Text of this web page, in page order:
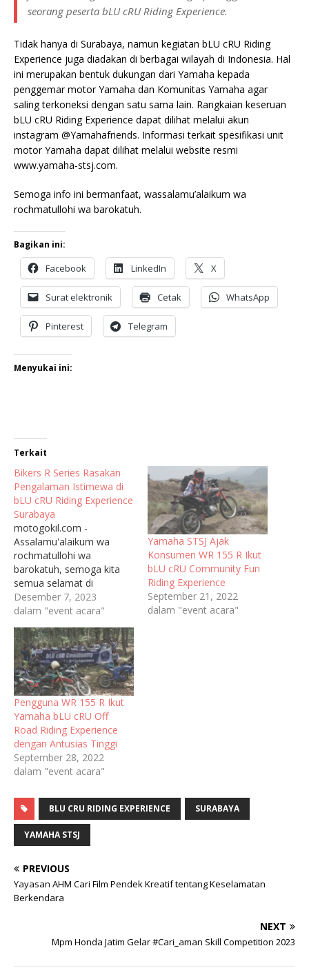
seorang peserta bLU cRU Riding Experience.
Tidak hanya di Surabaya, namun kegiatan bLU cRU Riding
Experience juga diadakan di berbagai wilayah di Indonesia. Hal
ini merupakan bentuk dukungan dari Yamaha kepada
penggemar motor Yamaha dan Komunitas Yamaha agar
saling terkoneksi dengan satu sama lain. Rangkaian keseruan
bLU cRU Riding Experience dapat dilihat melalui akun
instagram @Yamahafriends. Informasi terkait spesifikasi unit
motor Yamaha dapat dilihat melalui website resmi
www.yamaha-stsj.com.
Semoga info ini bermanfaat, wassalamu’alaikum wa
rochmatullohi wa barokatuh.
Bagikan ini:
Facebook LinkedIn X
Surat elektronik Cetak WhatsApp
Pinterest Telegram
Menyukai ini:
Terkait
Bikers R Series Rasakan
Pengalaman Istimewa di
bLU cRU Riding Experience
Surabaya
motogokil.com -
Assalamu'alaikum wa
rochmatullohi wa
barokatuh, semoga kita
semua selamat di
perjalanan sampai ke
tujuan. Berkendara
kebanggaan menjadi
aktivitas bikers dalam
bermobilitas sehari-hari
maupun melakukan hobi.
Motor sport fairing R
Series merupakan salah
satu tipe yang digemari
pengendara untuk
menjalani kegiatan. Hal ini
juga terjadi di wilayah…
Desember 7, 2023
dalam "event acara"
Yamaha STSJ Ajak
Konsumen WR 155 R Ikut
bLU cRU Community Fun
Riding Experience
September 21, 2022
dalam "event acara"
Pengguna WR 155 R Ikut
Yamaha bLU cRU Off
Road Riding Experience
dengan Antusias Tinggi
September 28, 2022
dalam "event acara"
BLU CRU RIDING EXPERIENCE SURABAYA
YAMAHA STSJ
PREVIOUS
Yayasan AHM Cari Film Pendek Kreatif tentang Keselamatan
Berkendara
NEXT
Mpm Honda Jatim Gelar #Cari_aman Skill Competition 2023